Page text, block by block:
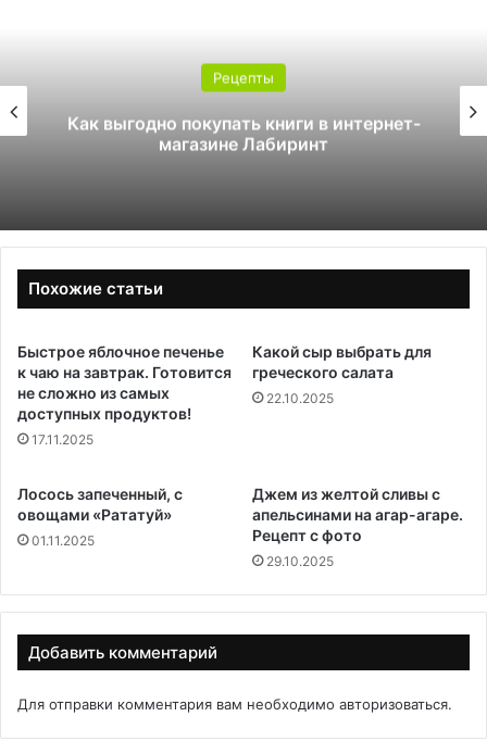
Рецепты
Как выгодно покупать книги в интернет-
магазине Лабиринт
Похожие статьи
Быстрое яблочное печенье
к чаю на завтрак. Готовится
не сложно из самых
доступных продуктов!
17.11.2025
Какой сыр выбрать для
греческого салата
22.10.2025
Лосось запеченный, с
овощами «Рататуй»
01.11.2025
Джем из желтой сливы с
апельсинами на агар-агаре.
Рецепт с фото
29.10.2025
Добавить комментарий
Для отправки комментария вам необходимо авторизоваться.